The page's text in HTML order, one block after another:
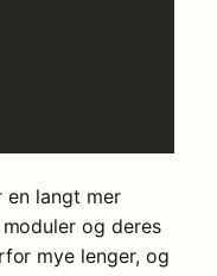
langt mer
og deres
mye lenger, og